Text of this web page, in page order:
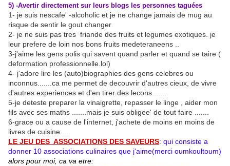
5) -Avertir directement sur leurs blogs les personnes taguées
1- je suis nescafe' -alcoholic et je ne change jamais de mug au
risque de sentir le gout changer
2- je ne suis pas tres friande des fruits et legumes exotiques. je
leur prefere de loin nos bons fruits medeteraneens ..
3-j'aime les gens polis qui savent quand parler et quand se taire (
deformation professionnelle.lol)
4- j'adore lire les (auto)biographies des gens celebres ou
inconnus.......ca me permet de decouvrir d'autres cieux, de vivre
d'autres experiences et d'en tirer des lecons.......
5-je deteste preparer la vinaigrette, repasser le linge , aider mon
fils avec ses maths .......mais je suis obligee' de tout faire .......
6-grace ou a cause de l'internet, j'achete de moins en moins de
livres de cuisine.....
LE JEU DES ASSOCIATIONS DES SAVEURS: qui consiste a
donner 10 associations culinaires que j'aime(merci oumkoultoum)
alors pour moi, ca va etre: